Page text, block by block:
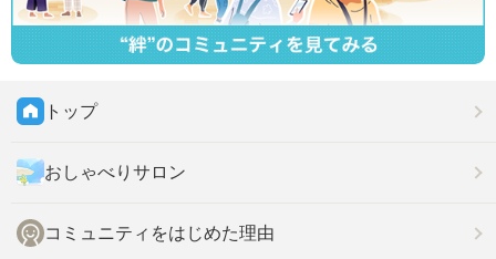
トップ
おしゃべりサロン
コミュニティをはじめた理由